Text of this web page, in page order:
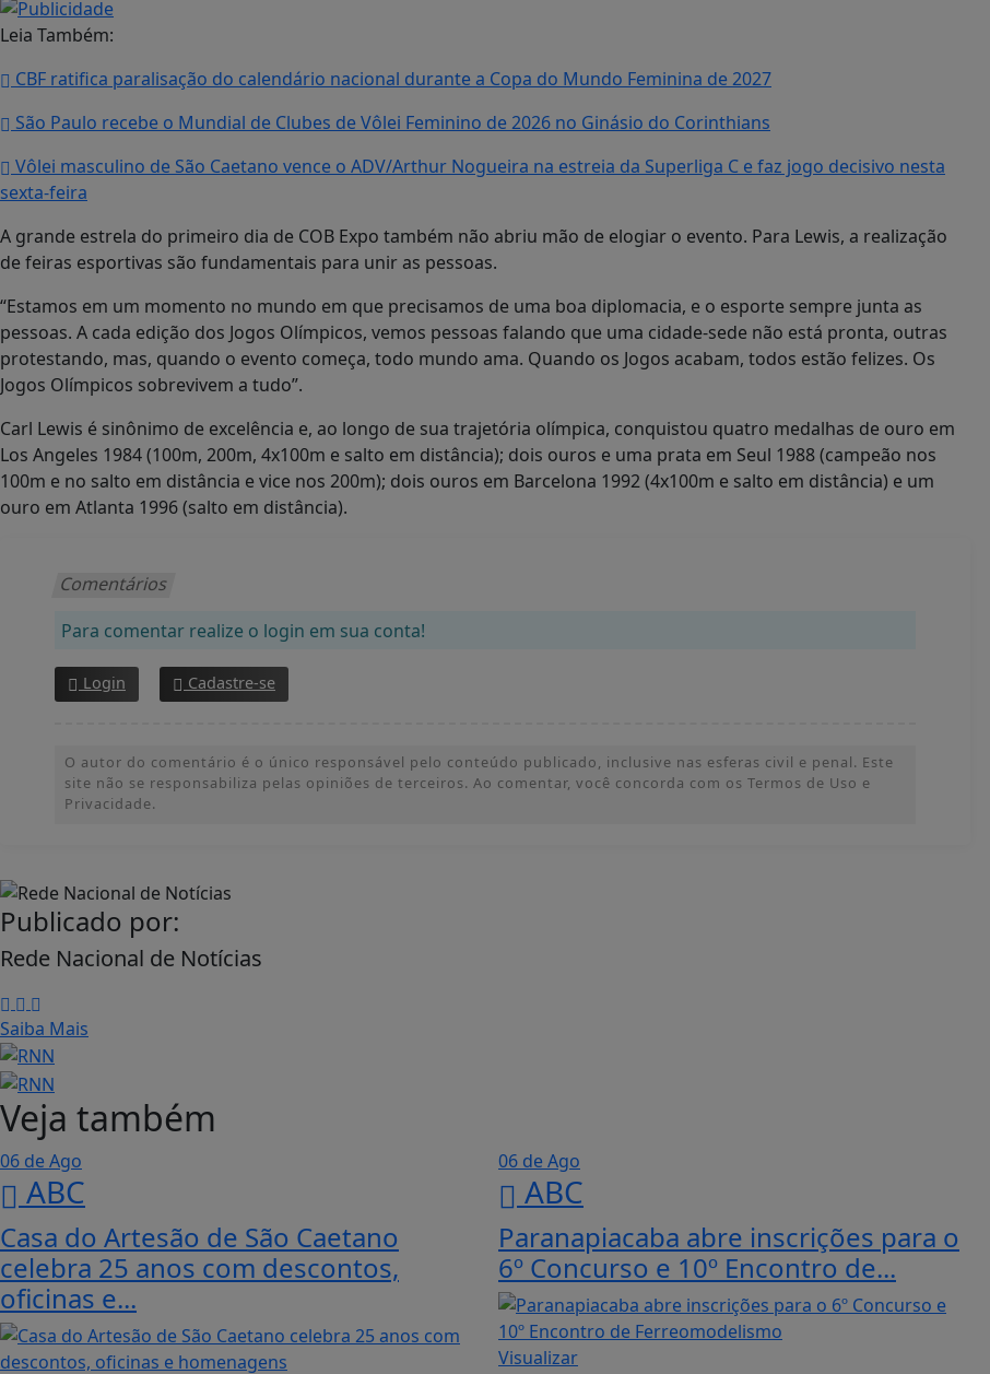
Leia Também:
CBF ratifica paralisação do calendário nacional durante a Copa do Mundo Feminina de 2027
São Paulo recebe o Mundial de Clubes de Vôlei Feminino de 2026 no Ginásio do Corinthians
Vôlei masculino de São Caetano vence o ADV/Arthur Nogueira na estreia da Superliga C e faz jogo decisivo nesta
sexta-feira
A grande estrela do primeiro dia de COB Expo também não abriu mão de elogiar o evento. Para Lewis, a realização
de feiras esportivas são fundamentais para unir as pessoas.
“Estamos em um momento no mundo em que precisamos de uma boa diplomacia, e o esporte sempre junta as
pessoas. A cada edição dos Jogos Olímpicos, vemos pessoas falando que uma cidade-sede não está pronta, outras
protestando, mas, quando o evento começa, todo mundo ama. Quando os Jogos acabam, todos estão felizes. Os
Jogos Olímpicos sobrevivem a tudo”.
Carl Lewis é sinônimo de excelência e, ao longo de sua trajetória olímpica, conquistou quatro medalhas de ouro em
Los Angeles 1984 (100m, 200m, 4x100m e salto em distância); dois ouros e uma prata em Seul 1988 (campeão nos
100m e no salto em distância e vice nos 200m); dois ouros em Barcelona 1992 (4x100m e salto em distância) e um
ouro em Atlanta 1996 (salto em distância).
Comentários
Para comentar realize o login em sua conta!
Login Cadastre-se
O autor do comentário é o único responsável pelo conteúdo publicado, inclusive nas esferas civil e penal. Este
site não se responsabiliza pelas opiniões de terceiros. Ao comentar, você concorda com os Termos de Uso e
Privacidade.
Publicado por:
Rede Nacional de Notícias
Saiba Mais
Veja também
06 de Ago
ABC
Casa do Artesão de São Caetano
celebra 25 anos com descontos,
oficinas e...
06 de Ago
ABC
Paranapiacaba abre inscrições para o
6º Concurso e 10º Encontro de...
Visualizar